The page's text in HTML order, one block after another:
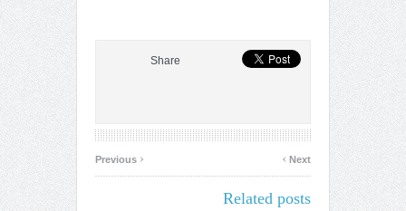
Share
‹ Next
›
Related posts